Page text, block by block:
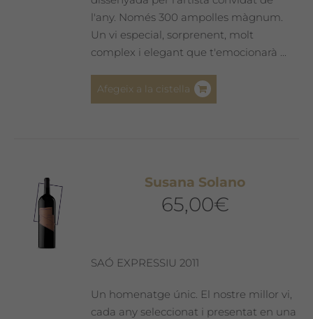
l'any. Només 300 ampolles màgnum.
Un vi especial, sorprenent, molt
complex i elegant que t'emocionarà ...
Afegeix a la cistella
Susana Solano
65,00€
SAÓ EXPRESSIU 2011
Un homenatge únic. El nostre millor vi,
cada any seleccionat i presentat en una